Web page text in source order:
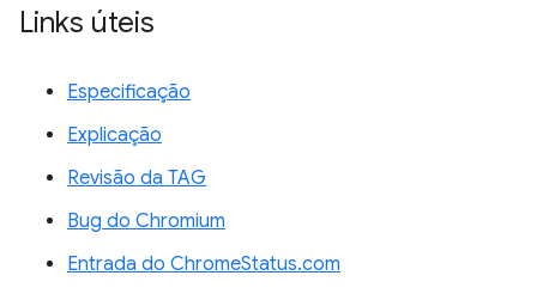
Links úteis
Especificação
Explicação
Revisão da TAG
Bug do Chromium
Entrada do ChromeStatus.com